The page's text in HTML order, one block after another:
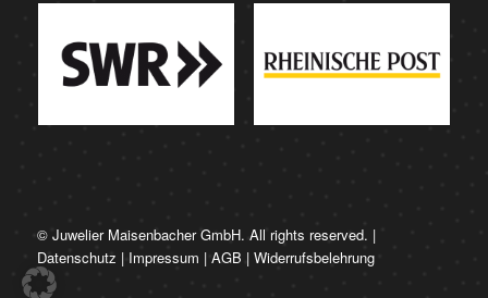
© Juwelier Maisenbacher GmbH. All rights reserved. |
Datenschutz | Impressum | AGB | Widerrufsbelehrung